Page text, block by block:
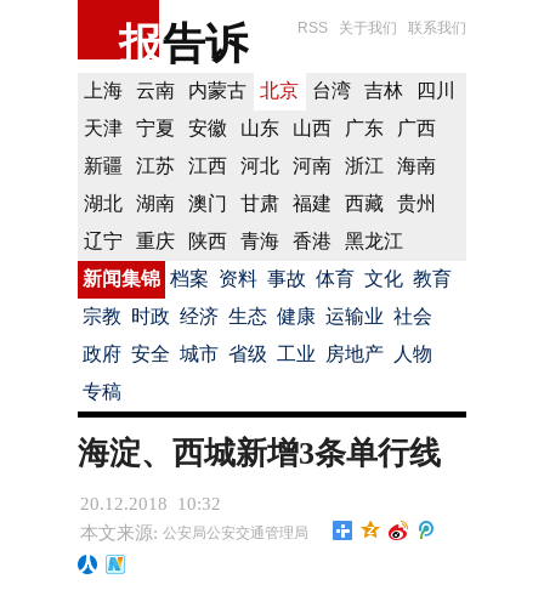
报告诉 RSS 关于我们 联系我们
上海 云南 内蒙古 北京 台湾 吉林
四川
天津
宁夏 安徽 山东 山西 广东
广西
新疆
江苏 江西 河北 河南 浙江
海南
湖北
湖南 澳门 甘肃 福建 西藏
贵州
辽宁
重庆 陕西 青海 香港
黑龙江
新闻集锦 档案 资料 事故 体育 文化 教育
宗教 时政 经济 生态 健康 运输业 社会
政府 安全 城市 省级 工业 房地产
人物
专稿
海淀、西城新增3条单行线
20.12.2018 10:32
本文来源: 公安局公安交通管理局